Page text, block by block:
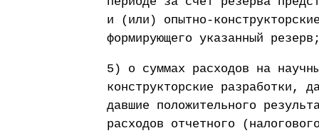
и (или) опытно-
формирующего указанный
5) о суммах расходов на
конструкторские разработки,
давшие положительного
расходов отчетного